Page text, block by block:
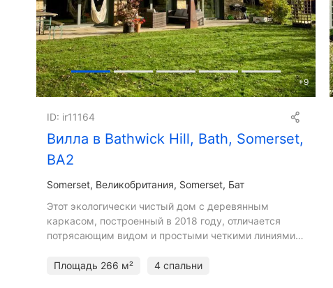
+9
Вилла в Bathwick Hill, Bath, Somerset,
BA2
ID: ir11164
Somerset Великобритания, Somerset, Бат
Этот экологически чистый дом с деревянным
каркасом, построенный в 2018 году, отличается
потрясающим видом и простыми четкими линиями,
расположен. Дерев
Площадь 266 м² 4 спальни